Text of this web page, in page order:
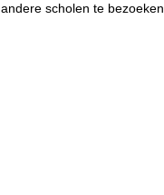
andere scholen te bezoeken.